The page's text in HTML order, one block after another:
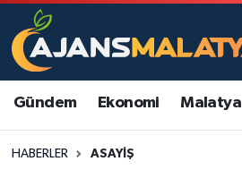
Gündem Ekonomi Malatya
HABERLER ASAYIŞ
Asayiş
Eğitim
Malatya Nöbetçi Eczaneler
Malatya Namaz Vakitleri